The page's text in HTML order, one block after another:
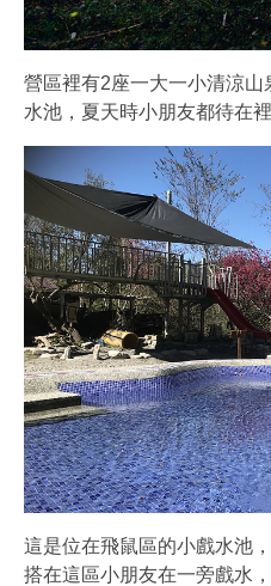
營區裡有2座一大一小清涼
水池，夏天時小朋友都待在
這是位在飛鼠區的小戲水池
搭在這區小朋友在一旁戲水